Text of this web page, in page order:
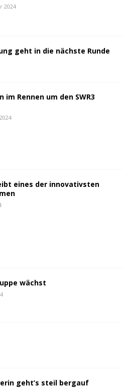
2024
geht in die nächste Runde
im Rennen um den SWR3
eines der innovativsten
wächst
geht’s steil bergauf